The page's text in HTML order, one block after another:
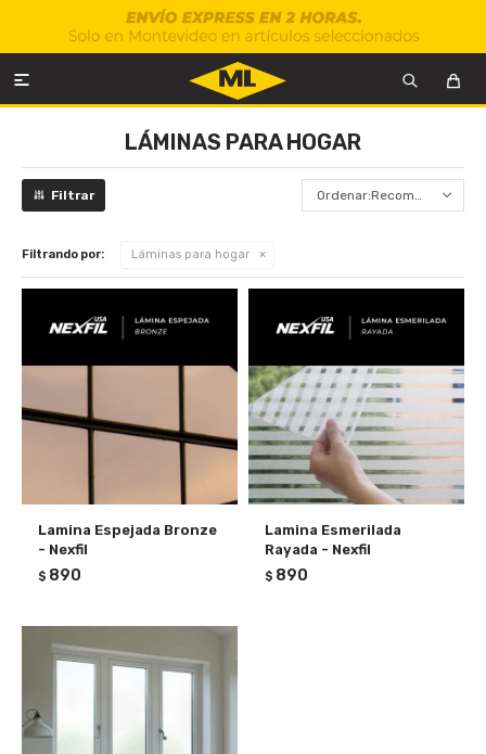

LÁMINAS PARA HOGAR
Recomendados
Filtrando por: Láminas para hogar
Lamina Espejada Bronze
- Nexfil
$ 890
Lamina Esmerilada
Rayada - Nexfil
$ 890